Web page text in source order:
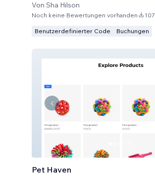
Von Sha Hilson
Noch keine Bewertungen vorhanden 107
Benutzerdefinierter Code Buchungen
Pet Haven